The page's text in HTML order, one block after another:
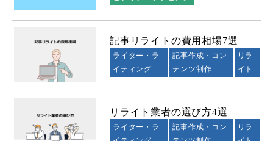
記事リライトの費用相場7選
ライター・ラ
イティング
記事作成・コン
テンツ制作
リラ
イト
リライト業者の選び方4選
ライター・ラ
記事作成・コン
リラ